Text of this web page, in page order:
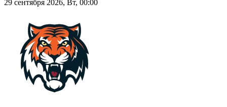
29 сентября 2026, Вт, 00:00